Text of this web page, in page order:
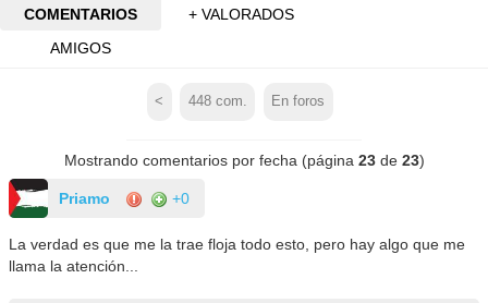
COMENTARIOS
+ VALORADOS
AMIGOS
< 448com. En foros
Mostrando comentarios por fecha (página 23de 23)
Priamo +0
La verdad es que me la trae floja todo esto, pero hay algo que me
llama la atención...